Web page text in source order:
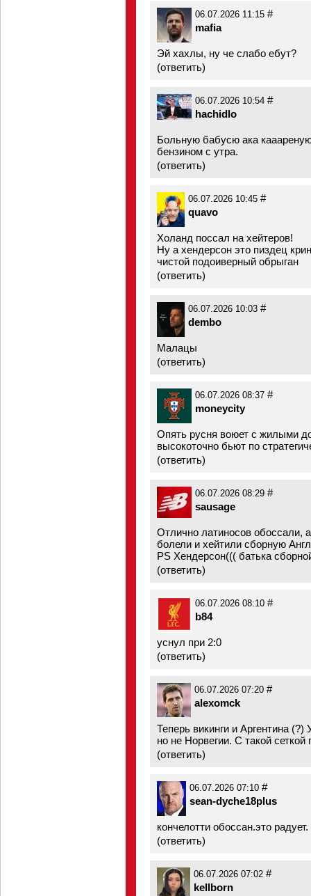
06.07.2026 11:15 #
mafia
Эй хахлы, ну че слабо ебут?
(ответить)
06.07.2026 10:54 #
hachidlo
Больную бабусю ака
бензином с утра.
(ответить)
06.07.2026 10:45 #
quavo
Холанд поссал на хейтеров!
Ну а хендерсон это пиздец
чистой подоиверный обрыган
(ответить)
06.07.2026 10:03 #
dembo
Малацы
(ответить)
06.07.2026 08:37 #
moneycity
Опять русня воюет с жилыми
высокоточно бьют по
(ответить)
06.07.2026 08:29 #
sausage
Отлично латиносов обоссали,
болели и хейтили сборную
PS Хендерсон((( батька
(ответить)
06.07.2026 08:10 #
b84
уснул при 2:0
(ответить)
06.07.2026 07:20 #
alexomck
Теперь викинги и Аргентина
но не Норвегии. С такой
(ответить)
06.07.2026 07:10 #
sean-dyche18plus
кончелотти обоссан.это радует.
(ответить)
06.07.2026 07:02 #
kellborn